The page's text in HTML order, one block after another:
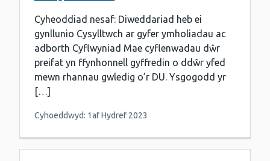
Cyheoddiad nesaf: Diweddariad heb ei
gynllunio Cysylltwch ar gyfer ymholiadau ac
adborth Cyflwyniad Mae cyflenwadau dŵr
preifat yn ffynhonnell gyffredin o ddŵr yfed
mewn rhannau gwledig o’r DU. Ysgogodd yr
[…]
Cyhoeddwyd: 1af Hydref 2023